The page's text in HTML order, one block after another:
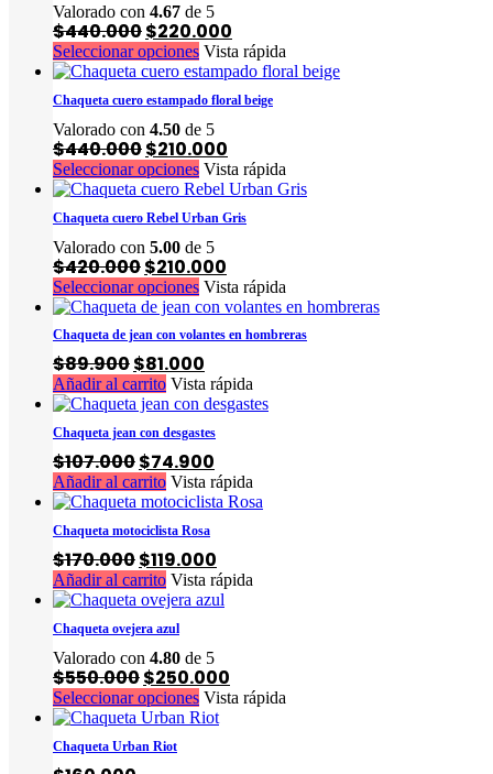
Valorado con 4.67 de 5
$440.000El
precio
original
era:
$440.000.
$220.000
precio
actual
es:
$220.000.
Seleccionar opciones Este
producto
múltiples
variantes.
Las
opciones
se
pueden
elegir
en
la
página
de
producto
Vista rápida
Chaqueta cuero estampado floral beige
Valorado con 4.50 de 5
$440.000El
precio
original
era:
$440.000.
$210.000
precio
actual
es:
$210.000.
Seleccionar opciones Este
producto
múltiples
variantes.
Las
opciones
se
pueden
elegir
en
la
página
de
producto
Vista rápida
Chaqueta cuero Rebel Urban Gris
Valorado con 5.00 de 5
$420.000El
precio
original
era:
$420.000.
$210.000
precio
actual
es:
$210.000.
Seleccionar opciones Este
producto
múltiples
variantes.
Las
opciones
pueden
elegir
en
la
de
producto
Vista rápida
Chaqueta de jean con volantes en hombreras
$89.900El
precio
original
era:
$89.900.
$81.000
precio
actual
es:
$81.000.
Añadir al carrito Vista rápida
Chaqueta jean con desgastes
$107.000El
precio
original
era:
$107.000.
$74.900
precio
actual
es:
Añadir al carrito Vista rápida
Chaqueta motociclista Rosa
$170.000El
precio
original
era:
$170.000.
$119.000
precio
actual
es:
Añadir al carrito Vista rápida
Chaqueta ovejera azul
Valorado con 4.80 de 5
$550.000El
precio
original
era:
$550.000.
$250.000
precio
actual
Seleccionar opciones Este
producto
Vista rápida
Chaqueta Urban Riot